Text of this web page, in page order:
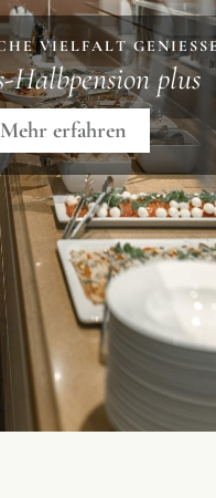
VIELFALT
Halbpension plus
Mehr erfahren